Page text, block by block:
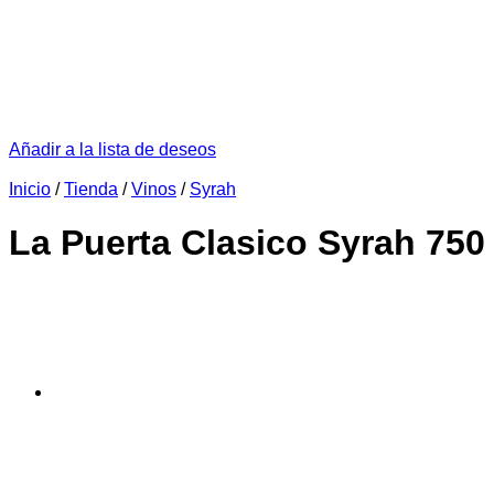
Añadir a la lista de deseos
Inicio / Tienda / Vinos / Syrah
La Puerta Clasico Syrah 750